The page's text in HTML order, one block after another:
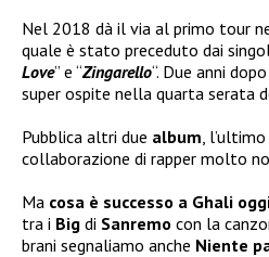
Nel 2018 dà il via al primo tour
quale è stato preceduto dai
Love” e “Zingarello“. Due anni
super ospite nella quarta serata
Pubblica altri due album ,
collaborazione di rapper molto
Ma cosa è successo a Ghali
tra i Big di Sanremo con la
brani segnaliamo anche Niente